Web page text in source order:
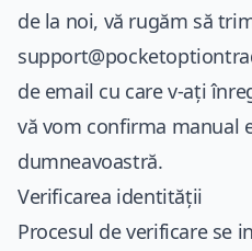
de la noi, vă rugăm să
de email cu care v-ați
vă vom confirma manual
dumneavoastră.
Verificarea identității
Procesul de verificare se